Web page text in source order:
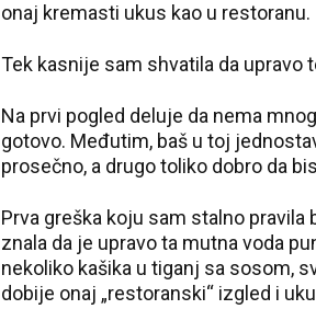
onaj kremasti ukus kao u restoranu.
Tek kasnije sam shvatila da upravo
Na prvi pogled deluje da nema
gotovo. Međutim, baš u toj
prosečno, a drugo toliko dobro da
Prva greška koju sam stalno
znala da je upravo ta mutna voda
nekoliko kašika u tiganj sa sosom,
dobije onaj „restoranski“ izgled i